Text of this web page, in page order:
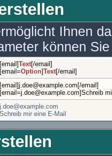
Ihnen
können
[email]Text[/email]
[email=Option]Text[/email]
[email]j.doe@example.com[/email]
[email=j.doe@example.com]Schreib
j.doe@example.com
Schreib mir eine E-Mail